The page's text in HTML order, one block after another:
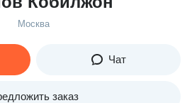
Москва
Чат
заказ